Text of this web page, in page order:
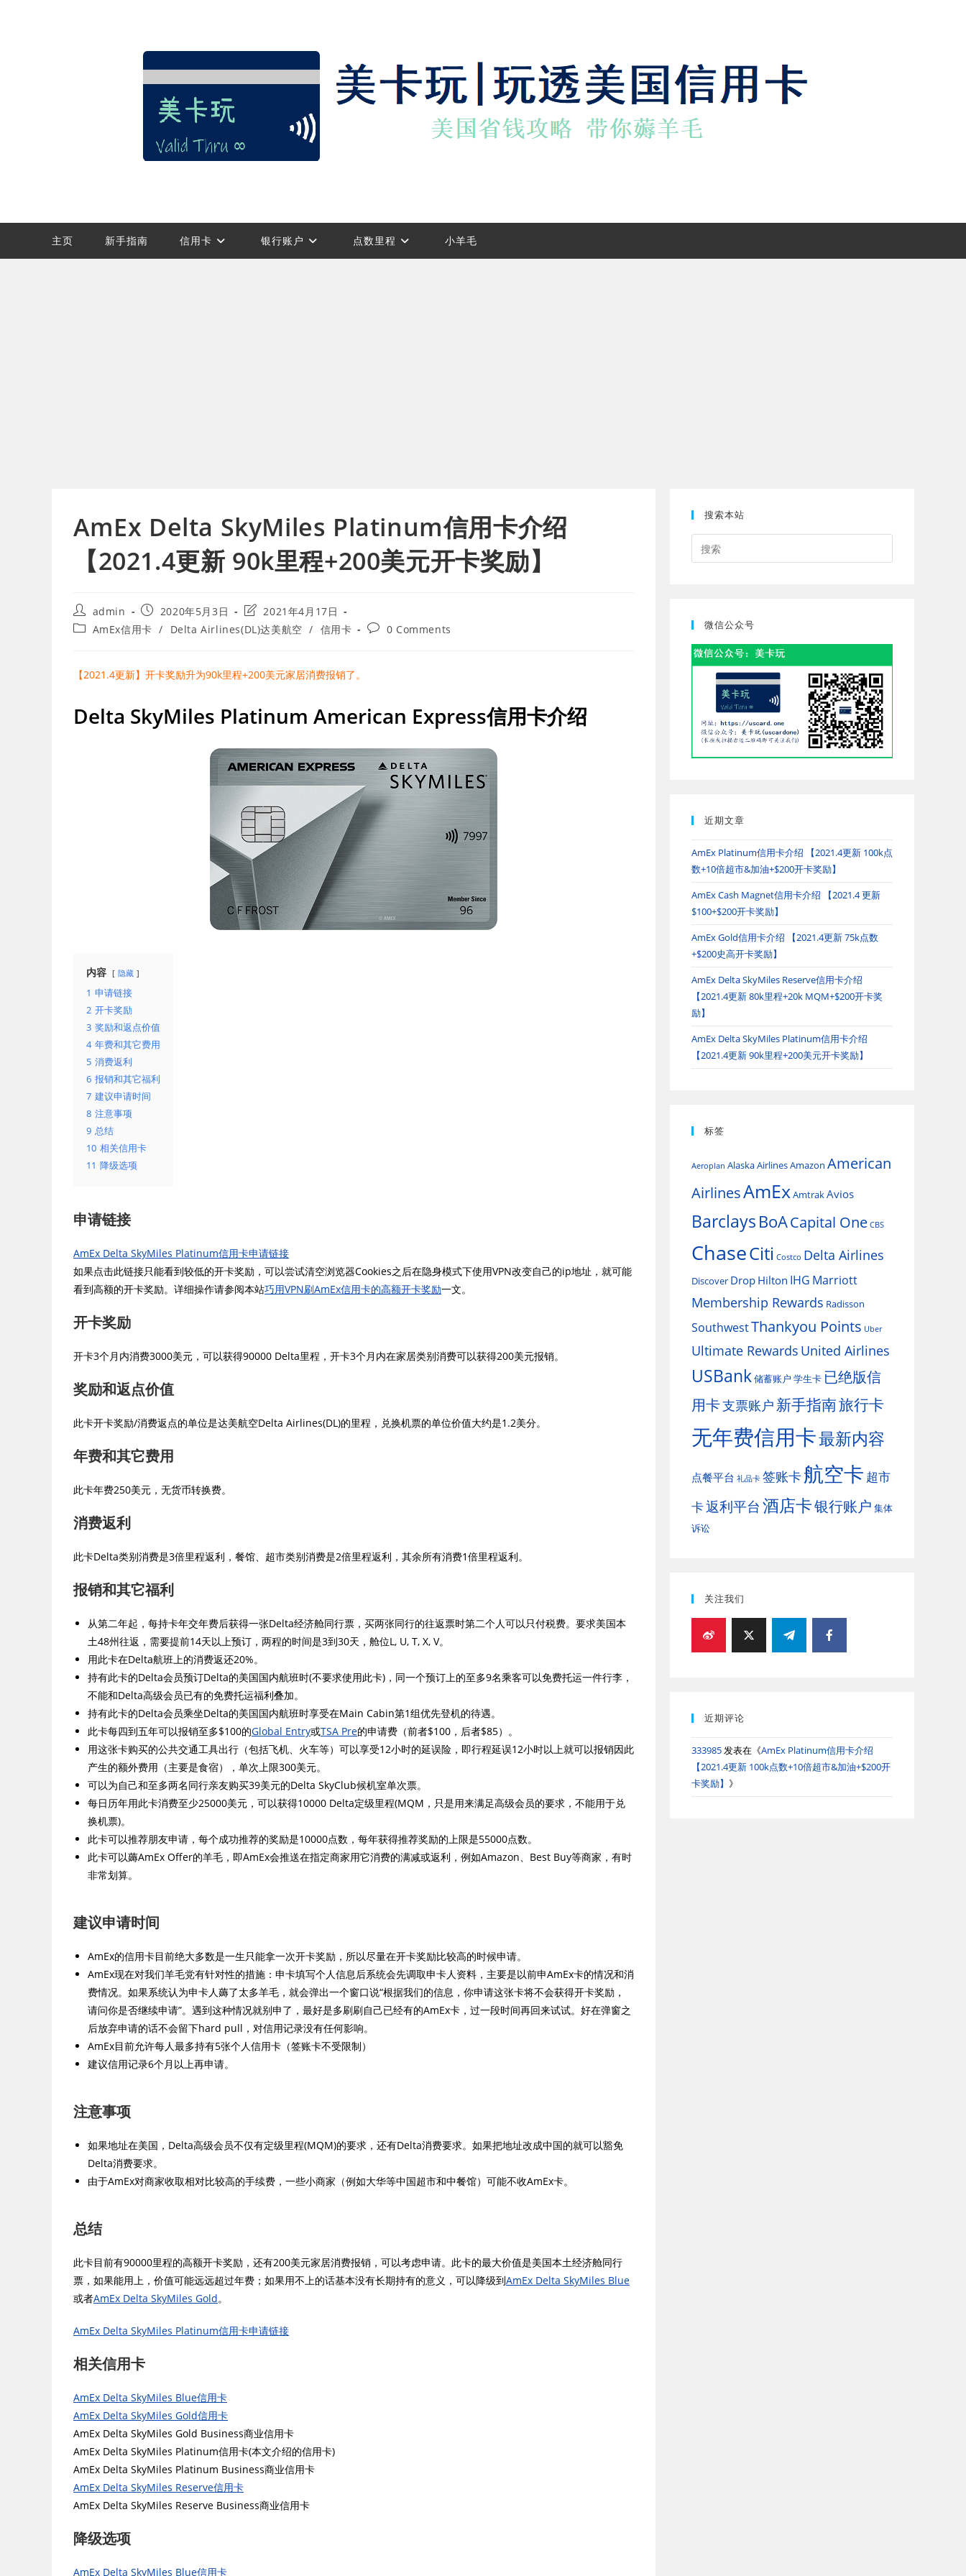
主页 新手指南 信用卡 银行账户 点数里程 小羊毛
AmEx Delta SkyMiles Platinum信用卡介绍
【2021.4更新 90k里程+200美元开卡奖励】
Post
author:
admin
Post
published:
2020年5月3日
Post
last
modified:
2021年4月17日
PostAmEx信用卡 / Delta Airlines(DL)达美航空 / 信用卡
Post0 Comments
【2021.4更新】开卡奖励升为90k里程+200美元家居消费报销了。
Delta SkyMiles Platinum American Express信用卡介绍
内容 隐藏
1 申请链接
2 开卡奖励
3 奖励和返点价值
4 年费和其它费用
5 消费返利
6 报销和其它福利
7 建议申请时间
8 注意事项
9 总结
10 相关信用卡
11 降级选项
申请链接
AmEx Delta SkyMiles Platinum信用卡申请链接
如果点击此链接只能看到较低的开卡奖励，可以尝试清空浏览器Cookies之后在隐身模式下使用VPN改变自己的ip地址，就可能
看到高额的开卡奖励。详细操作请参阅本站巧用VPN刷AmEx信用卡的高额开卡奖励一文。
开卡奖励
开卡3个月内消费3000美元，可以获得90000 Delta里程，开卡3个月内在家居类别消费可以获得200美元报销。
奖励和返点价值
此卡开卡奖励/消费返点的单位是达美航空Delta Airlines(DL)的里程，兑换机票的单位价值大约是1.2美分。
年费和其它费用
此卡年费250美元，无货币转换费。
消费返利
此卡Delta类别消费是3倍里程返利，餐馆、超市类别消费是2倍里程返利，其余所有消费1倍里程返利。
报销和其它福利
从第二年起，每持卡年交年费后获得一张Delta经济舱同行票，买两张同行的往返票时第二个人可以只付税费。要求美国本
土48州往返，需要提前14天以上预订，两程的时间是3到30天，舱位L, U, T, X, V。
用此卡在Delta航班上的消费返还20%。
持有此卡的Delta会员预订Delta的美国国内航班时(不要求使用此卡)，同一个预订上的至多9名乘客可以免费托运一件行李，
不能和Delta高级会员已有的免费托运福利叠加。
持有此卡的Delta会员乘坐Delta的美国国内航班时享受在Main Cabin第1组优先登机的待遇。
此卡每四到五年可以报销至多$100的Global Entry或TSA Pre的申请费（前者$100，后者$85）。
用这张卡购买的公共交通工具出行（包括飞机、火车等）可以享受12小时的延误险，即行程延误12小时以上就可以报销因此
产生的额外费用（主要是食宿），单次上限300美元。
可以为自己和至多两名同行亲友购买39美元的Delta SkyClub候机室单次票。
每日历年用此卡消费至少25000美元，可以获得10000 Delta定级里程(MQM，只是用来满足高级会员的要求，不能用于兑
换机票)。
此卡可以推荐朋友申请，每个成功推荐的奖励是10000点数，每年获得推荐奖励的上限是55000点数。
此卡可以薅AmEx Offer的羊毛，即AmEx会推送在指定商家用它消费的满减或返利，例如Amazon、Best Buy等商家，有时
非常划算。
建议申请时间
AmEx的信用卡目前绝大多数是一生只能拿一次开卡奖励，所以尽量在开卡奖励比较高的时候申请。
AmEx现在对我们羊毛党有针对性的措施：申卡填写个人信息后系统会先调取申卡人资料，主要是以前申AmEx卡的情况和消
费情况。如果系统认为申卡人薅了太多羊毛，就会弹出一个窗口说“根据我们的信息，你申请这张卡将不会获得开卡奖励，
请问你是否继续申请”。遇到这种情况就别申了，最好是多刷刷自己已经有的AmEx卡，过一段时间再回来试试。好在弹窗之
后放弃申请的话不会留下hard pull，对信用记录没有任何影响。
AmEx目前允许每人最多持有5张个人信用卡（签账卡不受限制）
建议信用记录6个月以上再申请。
注意事项
如果地址在美国，Delta高级会员不仅有定级里程(MQM)的要求，还有Delta消费要求。如果把地址改成中国的就可以豁免
Delta消费要求。
由于AmEx对商家收取相对比较高的手续费，一些小商家（例如大华等中国超市和中餐馆）可能不收AmEx卡。
总结
此卡目前有90000里程的高额开卡奖励，还有200美元家居消费报销，可以考虑申请。此卡的最大价值是美国本土经济舱同行
票，如果能用上，价值可能远远超过年费；如果用不上的话基本没有长期持有的意义，可以降级到AmEx Delta SkyMiles Blue
或者AmEx Delta SkyMiles Gold。
AmEx Delta SkyMiles Platinum信用卡申请链接
相关信用卡
AmEx Delta SkyMiles Blue信用卡
AmEx Delta SkyMiles Gold信用卡
AmEx Delta SkyMiles Gold Business商业信用卡
AmEx Delta SkyMiles Platinum信用卡(本文介绍的信用卡)
AmEx Delta SkyMiles Platinum Business商业信用卡
AmEx Delta SkyMiles Reserve信用卡
AmEx Delta SkyMiles Reserve Business商业信用卡
降级选项
AmEx Delta SkyMiles Blue信用卡
搜索本站
Escape
微信公众号
近期文章
AmEx Platinum信用卡介绍 【2021.4更新 100k点
数+10倍超市&加油+$200开卡奖励】
AmEx Cash Magnet信用卡介绍 【2021.4 更新
$100+$200开卡奖励】
AmEx Gold信用卡介绍 【2021.4更新 75k点数
+$200史高开卡奖励】
AmEx Delta SkyMiles Reserve信用卡介绍
【2021.4更新 80k里程+20k MQM+$200开卡奖
励】
AmEx Delta SkyMiles Platinum信用卡介绍
【2021.4更新 90k里程+200美元开卡奖励】
标签
Aeroplan Alaska AirlinesAmazon American
AirlinesAmEx AmtrakAvios
Barclays BoACapital One CBS
ChaseCiti Costco Delta Airlines
Discover Drop Hilton IHG Marriott
Membership Rewards Radisson
SouthwestThankyou Points Uber
Ultimate Rewards United Airlines
USBank储蓄账户 学生卡 已绝版信
用卡支票账户 新手指南旅行卡
无年费信用卡最新内容
点餐平台 礼品卡 签账卡航空卡 超市
卡返利平台酒店卡银行账户 集体
诉讼
关注我们
近期评论
333985 发表在《AmEx Platinum信用卡介绍
【2021.4更新 100k点数+10倍超市&加油+$200开
卡奖励】 》